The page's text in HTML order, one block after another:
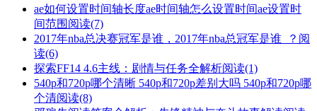
ae如何设置时间轴长度ae时间轴怎么设置时间ae设置时
间范围 阅读(7)
2017年nba总决赛冠军是谁，2017年nba总冠军是谁_？ 阅
读(6)
探索FF14 4.6主线：剧情与任务全解析阅读(1)
540p和720p哪个清晰 540p和720p差别大吗 540p和720p哪
个清阅读(8)